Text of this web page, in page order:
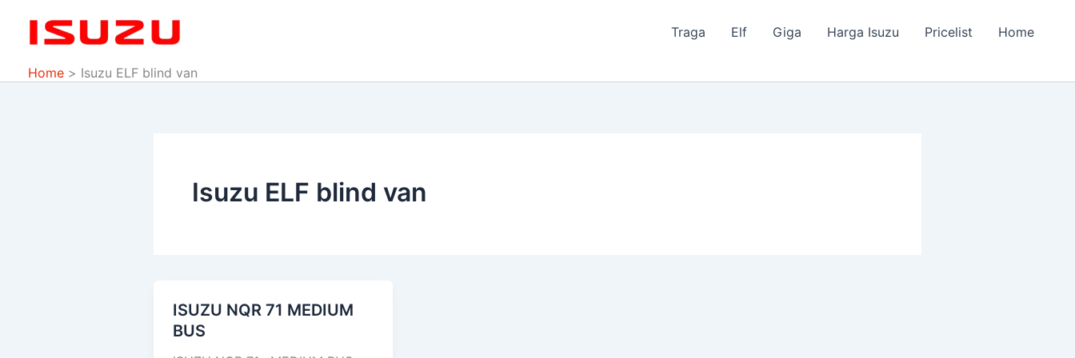
Traga Elf Giga Harga Isuzu Pricelist Home
Home Isuzu ELF blind van
Isuzu ELF blind van
ISUZU NQR 71 MEDIUM
BUS
ISUZU
NQR